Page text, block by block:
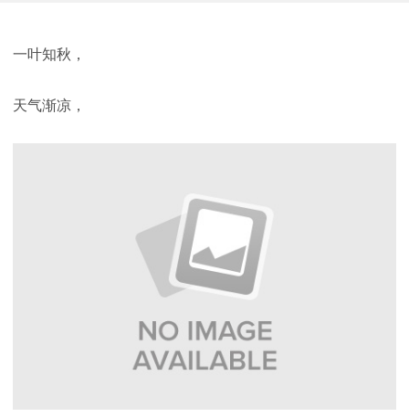
一叶知秋，
天气渐凉，